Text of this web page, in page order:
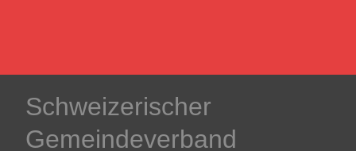
Schweizerischer
Gemeindeverband